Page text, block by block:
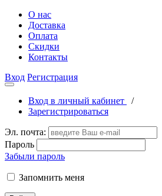
О нас
Доставка
Оплата
Скидки
Контакты
Вход Регистрация
Вход в личный кабинет
/
Зарегистрироваться
Эл. почта:
Пароль
Забыли пароль
Запомнить меня